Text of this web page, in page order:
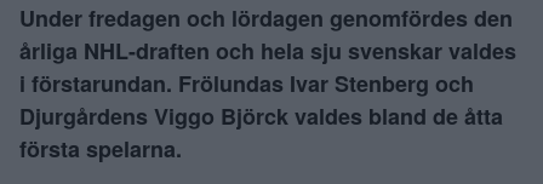
Under fredagen och lördagen genomfördes den
årliga NHL-draften och hela sju svenskar valdes
i förstarundan. Frölundas Ivar Stenberg och
Djurgårdens Viggo Björck valdes bland de åtta
första spelarna.